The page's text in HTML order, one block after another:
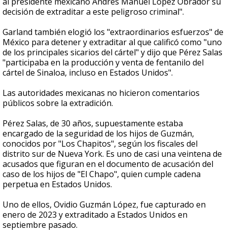
decisión de extraditar a este peligroso criminal".
Garland también elogió los "extraordinarios esfuerzos" de
México para detener y extraditar al que calificó como "uno
de los principales sicarios del cártel" y dijo que Pérez Salas
"participaba en la producción y venta de fentanilo del
cártel de Sinaloa, incluso en Estados Unidos".
Las autoridades mexicanas no hicieron comentarios
públicos sobre la extradición.
Pérez Salas, de 30 años, supuestamente estaba
encargado de la seguridad de los hijos de Guzmán,
conocidos por "Los Chapitos", según los fiscales del
distrito sur de Nueva York. Es uno de casi una veintena de
acusados que figuran en el documento de acusación del
caso de los hijos de "El Chapo", quien cumple cadena
perpetua en Estados Unidos.
Uno de ellos, Ovidio Guzmán López, fue capturado en
enero de 2023 y extraditado a Estados Unidos en
septiembre pasado.